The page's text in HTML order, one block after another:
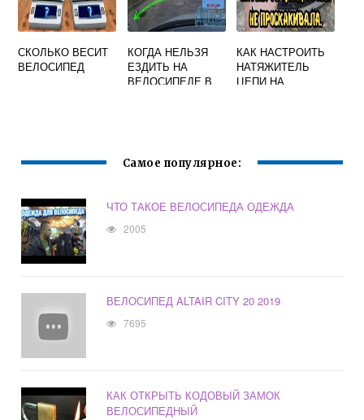
СКОЛЬКО ВЕСИТ
ВЕЛОСИПЕД
КОГДА НЕЛЬЗЯ
ЕЗДИТЬ НА
ВЕЛОСИПЕДЕ В
КАК НАСТРОИТЬ
НАТЯЖИТЕЛЬ
ЦЕПИ НА
Самое популярное:
ЧТО ТАКОЕ ВЕЛОСИПЕДА ОДЕЖДА
2005
ВЕЛОСИПЕД ALTAIR CITY 20 2019
7695
КАК ОТКРЫТЬ КОДОВЫЙ ЗАМОК
ВЕЛОСИПЕДНЫЙ